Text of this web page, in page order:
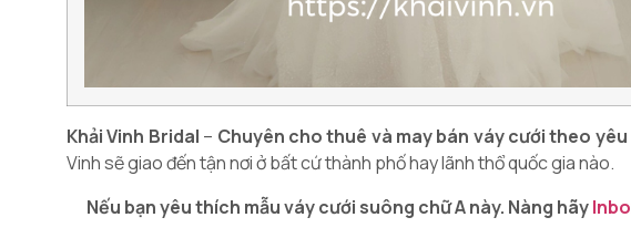
Khải Vinh Bridal – Chuyên cho thuê và may bán váy cưới theo yêu
Vinh sẽ giao đến tận nơi ở bất cứ thành phố hay lãnh thổ quốc gia nào.
Nếu bạn yêu thích mẫu váy cưới suông chữ A này. Nàng hãy